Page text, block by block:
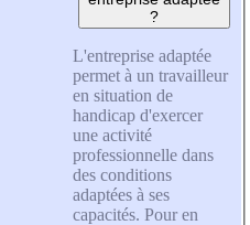
?
L'entreprise adaptée
permet à un travailleur
en situation de
handicap d'exercer
une activité
professionnelle dans
des conditions
adaptées à ses
capacités. Pour en